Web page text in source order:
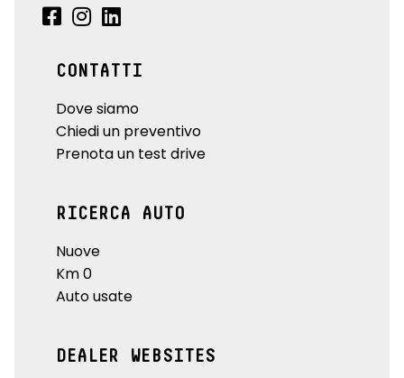
CONTATTI
Dove siamo
Chiedi un preventivo
Prenota un test drive
RICERCA AUTO
Nuove
Km 0
Auto usate
DEALER WEBSITES